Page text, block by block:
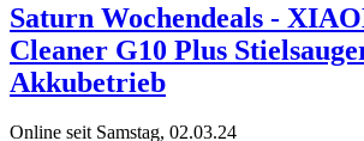
Saturn Wochendeals -
Cleaner G10 Plus
Akkubetrieb
Online seit Samstag, 02.03.24